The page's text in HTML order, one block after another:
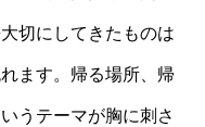
切にしてきたものは
ます。帰る場所、帰
うテーマが胸に刺さ